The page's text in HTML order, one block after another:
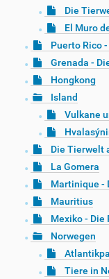
Die
El Muro
Puerto Rico
Grenada -
Hongkong
Island
Vulkane
Die Tierwelt
La Gomera
Martinique -
Mauritius
Mexiko - Die
Norwegen
Tiere in